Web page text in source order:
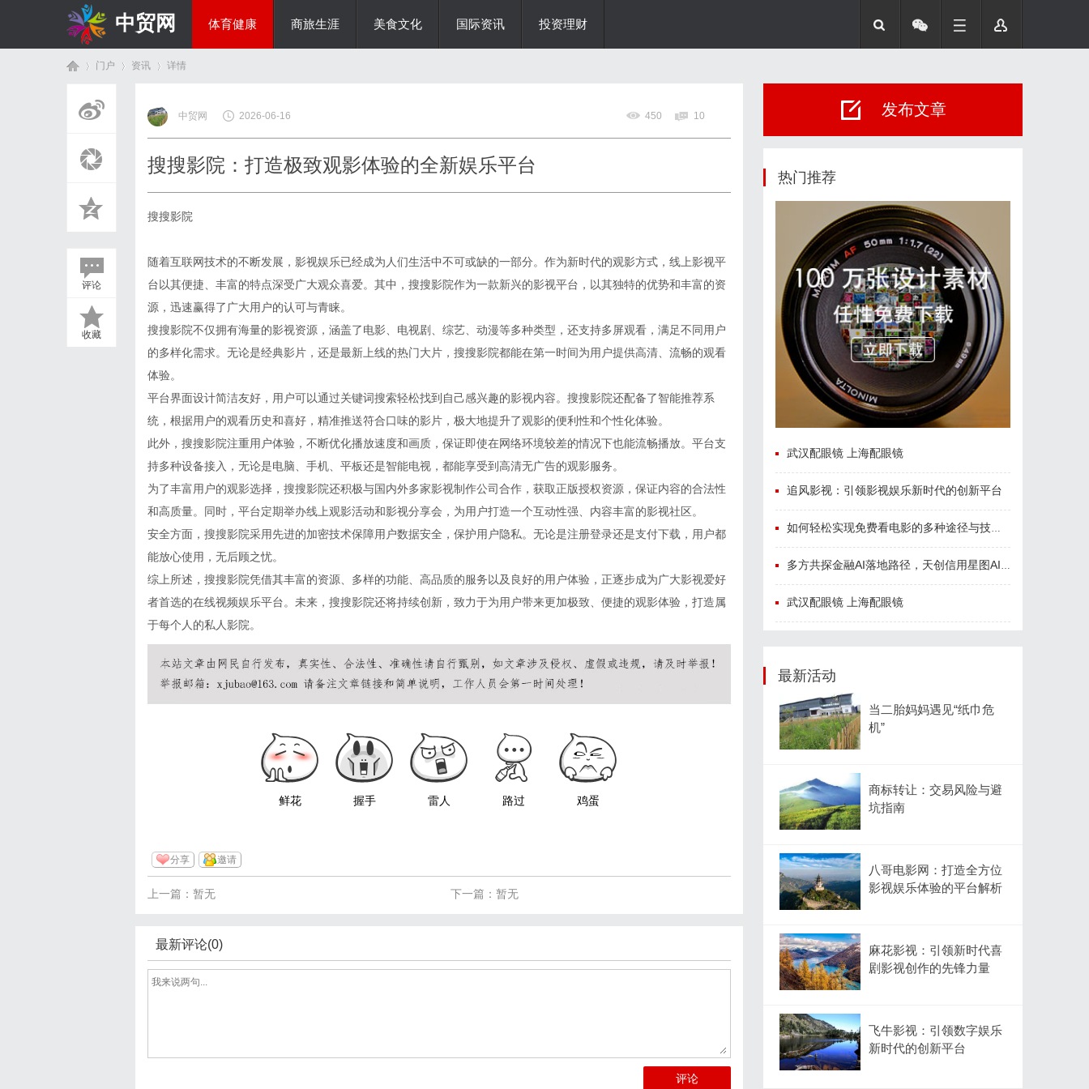
中贸网 体育健康 商旅生涯 美食文化 国际资讯 投资理财
门户 资讯
›
详情
评论
收藏
中贸网 2026-06-16 450 10
搜搜影院：打造极致观影体验的全新娱乐平台
搜搜影院
随着互联网技术的不断发展，影视娱乐已经成为人们生活中不可或缺的一部分。作为新时代的观影方式，线上影视平
台以其便捷、丰富的特点深受广大观众喜爱。其中，搜搜影院作为一款新兴的影视平台，以其独特的优势和丰富的资
源，迅速赢得了广大用户的认可与青睐。
搜搜影院不仅拥有海量的影视资源，涵盖了电影、电视剧、综艺、动漫等多种类型，还支持多屏观看，满足不同用户
的多样化需求。无论是经典影片，还是最新上线的热门大片，搜搜影院都能在第一时间为用户提供高清、流畅的观看
体验。
平台界面设计简洁友好，用户可以通过关键词搜索轻松找到自己感兴趣的影视内容。搜搜影院还配备了智能推荐系
统，根据用户的观看历史和喜好，精准推送符合口味的影片，极大地提升了观影的便利性和个性化体验。
此外，搜搜影院注重用户体验，不断优化播放速度和画质，保证即使在网络环境较差的情况下也能流畅播放。平台支
持多种设备接入，无论是电脑、手机、平板还是智能电视，都能享受到高清无广告的观影服务。
为了丰富用户的观影选择，搜搜影院还积极与国内外多家影视制作公司合作，获取正版授权资源，保证内容的合法性
和高质量。同时，平台定期举办线上观影活动和影视分享会，为用户打造一个互动性强、内容丰富的影视社区。
安全方面，搜搜影院采用先进的加密技术保障用户数据安全，保护用户隐私。无论是注册登录还是支付下载，用户都
能放心使用，无后顾之忧。
综上所述，搜搜影院凭借其丰富的资源、多样的功能、高品质的服务以及良好的用户体验，正逐步成为广大影视爱好
者首选的在线视频娱乐平台。未来，搜搜影院还将持续创新，致力于为用户带来更加极致、便捷的观影体验，打造属
于每个人的私人影院。
鲜花 握手 雷人 路过 鸡蛋
分享 邀请
下一篇：暂无
上一篇：暂无
最新评论(0)
评论
发布文章
热门推荐
武汉配眼镜 上海配眼镜
追风影视：引领影视娱乐新时代的创新平台
如何轻松实现免费看电影的多种途径与技巧分享
多方共探金融AI落地路径，天创信用星图AI助力产业金融智能升级
武汉配眼镜 上海配眼镜
最新活动
当二胎妈妈遇见“纸巾危
机”
商标转让：交易风险与避
坑指南
八哥电影网：打造全方位
影视娱乐体验的平台解析
麻花影视：引领新时代喜
剧影视创作的先锋力量
飞牛影视：引领数字娱乐
新时代的创新平台